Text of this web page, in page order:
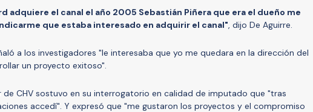
adquiere el canal el año 2005 Sebastián Piñera que era el dueño me
que estaba interesado en adquirir el canal", dijo De Aguirre.
a los investigadores "le interesaba que yo me quedara en la dirección del
un proyecto exitoso".
CHV sostuvo en su interrogatorio en calidad de imputado que "tras
accedí". Y expresó que "me gustaron los proyectos y el compromiso